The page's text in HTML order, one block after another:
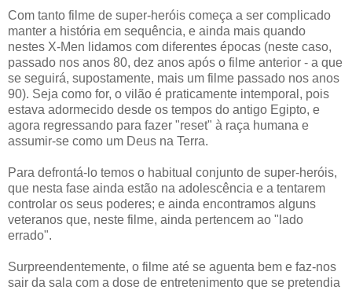
Com tanto filme de super-heróis começa a ser complicado
manter a história em sequência, e ainda mais quando
nestes X-Men lidamos com diferentes épocas (neste caso,
passado nos anos 80, dez anos após o filme anterior - a que
se seguirá, supostamente, mais um filme passado nos anos
90). Seja como for, o vilão é praticamente intemporal, pois
estava adormecido desde os tempos do antigo Egipto, e
agora regressando para fazer "reset" à raça humana e
assumir-se como um Deus na Terra.
Para defrontá-lo temos o habitual conjunto de super-heróis,
que nesta fase ainda estão na adolescência e a tentarem
controlar os seus poderes; e ainda encontramos alguns
veteranos que, neste filme, ainda pertencem ao "lado
errado".
Surpreendentemente, o filme até se aguenta bem e faz-nos
sair da sala com a dose de entretenimento que se pretendia